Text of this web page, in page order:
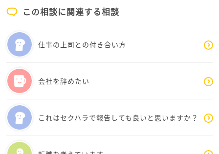
む姿勢と、それを継続する意思だと思います。
何故今回、トラブルのもとになった態度をとってしま
お考えになりましたでしょうか。
ここが、今一番大事です。
るものはもかさんご自身の中にしかないんですよね。
大事なのは謝罪ではなく、ここからのもかさんです。
す。
謝罪したいというのは、心が過去を向いているんです
でも、会社は先を見ていると思いますよ。
この相談に関連する相談
仕事の上司との付き合い方
会社を辞めたい
これはセクハラで報告しても良いと思いますか？